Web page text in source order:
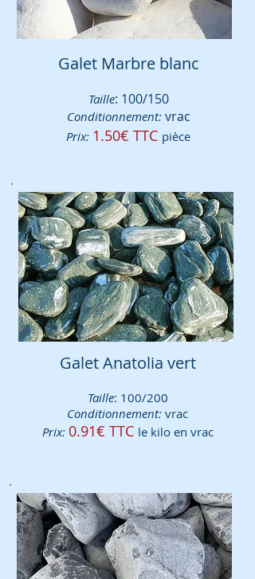
Galet Marbre blanc
Taille: 100/150
Conditionnement:vrac
Prix: 1.50€ TTC pièce
GaletAnatolia vert
Taille: 100/200
Conditionnement: vrac
Prix: 0.91€ TTC le kilo en vrac